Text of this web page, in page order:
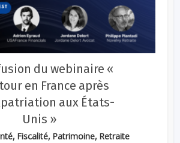
du webinaire «
en France après
aux États-
Unis »
Fiscalité, Patrimoine, Retraite